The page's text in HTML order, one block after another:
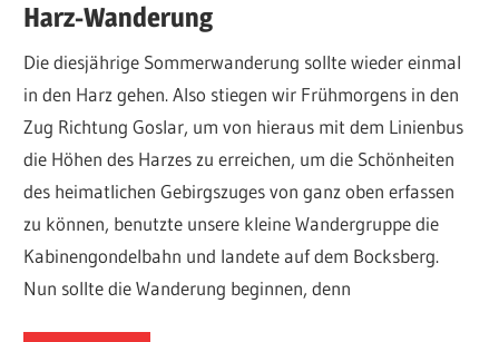
Harz-Wanderung
Die diesjährige Sommerwanderung sollte wieder einmal
in den Harz gehen. Also stiegen wir Frühmorgens in den
Zug Richtung Goslar, um von hieraus mit dem Linienbus
die Höhen des Harzes zu erreichen, um die Schönheiten
des heimatlichen Gebirgszuges von ganz oben erfassen
zu können, benutzte unsere kleine Wandergruppe die
Kabinengondelbahn und landete auf dem Bocksberg.
Nun sollte die Wanderung beginnen, denn